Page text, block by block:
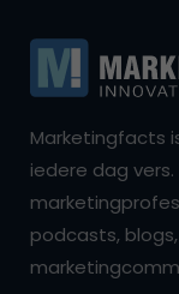
Marketingfacts
iedere dag
podcasts,